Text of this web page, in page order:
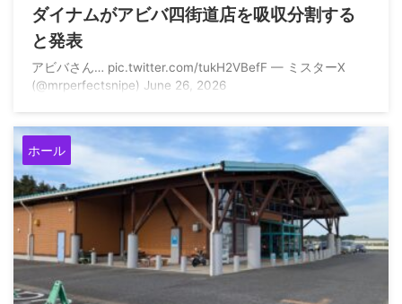
ダイナムがアビバ四街道店を吸収分割する
と発表
アビバさん… pic.twitter.com/tukH2VBefF — ミスターX
(@mrperfectsnipe) June 26, 2026
ホール